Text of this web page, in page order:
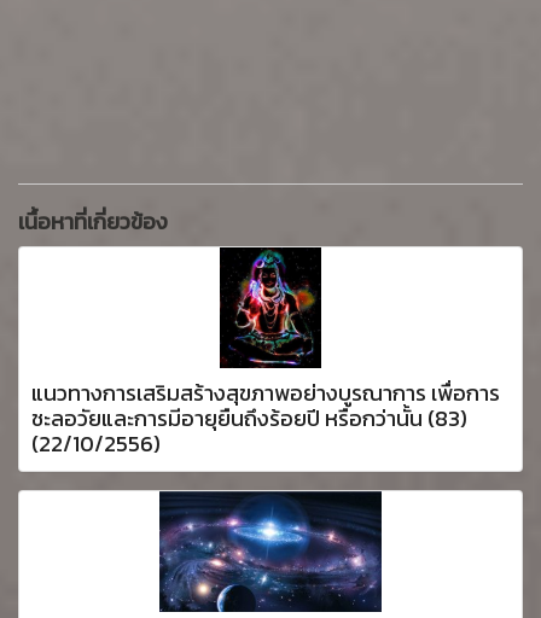
เนื้อหาที่เกี่ยวข้อง
แนวทางการเสริมสร้างสุขภาพอย่างบูรณาการ เพื่อการ
ชะลอวัยและการมีอายุยืนถึงร้อยปี หรือกว่านั้น (83)
(22/10/2556)